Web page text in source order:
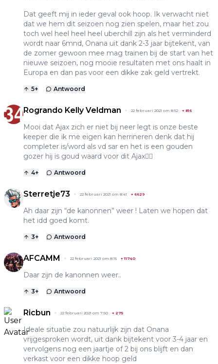
Dat geeft mij in ieder geval ook hoop. Ik verwacht niet
dat we hem dit seizoen nog zien spelen, maar het zou
toch wel heel heel heel uberchill zijn als het verminderd
wordt naar 6mnd, Onana uit dank 2-3 jaar bijtekent, van
de zomer gewoon mee mag trainen bij de start van het
nieuwe seizoen, nog mooie resultaten met ons haalt in
Europa en dan pas voor een dikke zak geld vertrekt.
5+ Antwoord
Rogrando Kelly Veldman 22 februari 2021 om 8:52 + 816
Mooi dat Ajax zich er niet bij neer legt is onze beste
keeper die ik me eigen kan herrineren denk dat hij
completer is/word als vd sar en het is een gouden
gozer hij is goud waard voor dit Ajax👍🏼
4+ Antwoord
Sterretje73 22 februari 2021 om 8:41 + 6629
Ah daar zijn “de kanonnen” weer ! Laten we hopen dat
het idd goed komt.
3+ Antwoord
AFCAMM 22 februari 2021 om 8:15 +11740
Daar zijn de kanonnen weer..
3+ Antwoord
Ricbun 22 februari 2021 om 7:50 + 275
Ideale situatie zou natuurlijk zijn dat Onana
vrijgesproken wordt, uit dank bijtekent voor 3-4 jaar en
vervolgens nog een jaartje of 2 bij ons blijft en dan
verkast voor een dikke hoop geld